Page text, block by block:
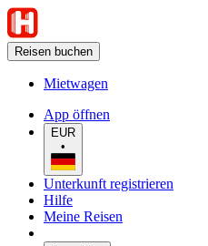
Reisen buchen
Mietwagen
App öffnen
EUR
•
Unterkunft registrieren
Hilfe
Meine Reisen